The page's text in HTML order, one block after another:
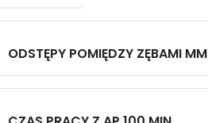
ODSTĘPY POMIĘDZY ZĘBAMI MM